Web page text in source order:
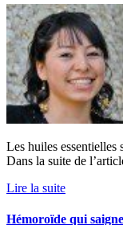
Les huiles essentielles sont de très bon remèdes anti-hémorroides.
Dans la suite de
Lire la suite
Hémoroïde qui